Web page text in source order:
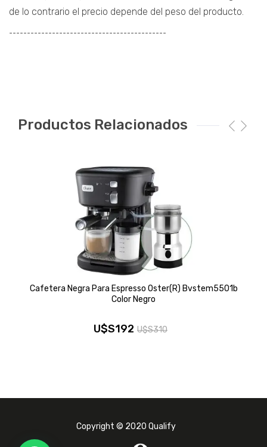
de lo contrario el precio depende del peso del producto.
¯¯¯¯¯¯¯¯¯¯¯¯¯¯¯¯¯¯¯¯¯¯¯¯¯¯¯¯¯¯¯¯¯¯¯¯¯¯¯¯¯¯¯¯
Productos Relacionados
Cafetera Negra Para Espresso Oster(R) Bvstem5501b
Color Negro
U$S310
era:
U$S192
es:
Copyright © 2020 Qualify